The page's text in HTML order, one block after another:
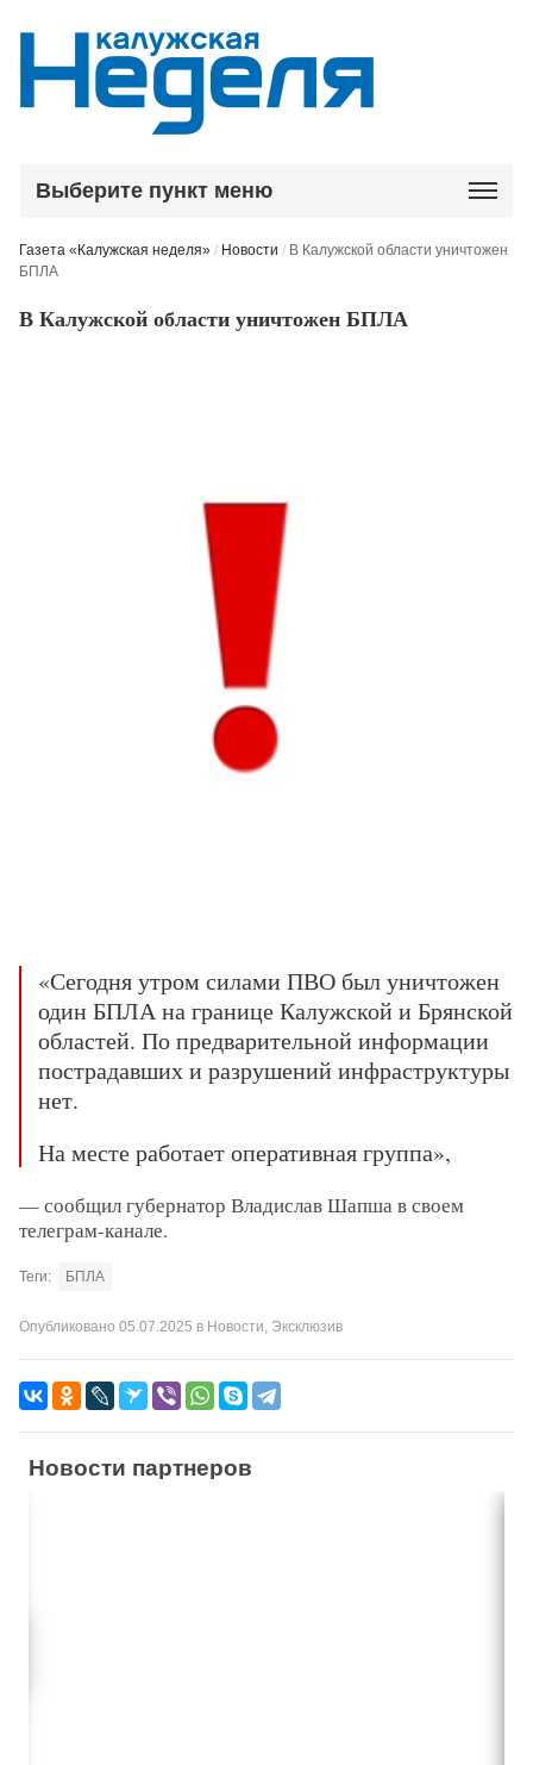
Выберите пункт меню
Газета «Калужская неделя» / Новости / В Калужской области уничтожен
БПЛА
В Калужской области уничтожен БПЛА
«Сегодня утром силами ПВО был уничтожен
один БПЛА на границе Калужской и Брянской
областей. По предварительной информации
пострадавших и разрушений инфраструктуры
нет.
На месте работает оперативная группа»,
— сообщил губернатор Владислав Шапша в своем
телеграм-канале.
Теги: БПЛА
Опубликовано 05.07.2025 в Новости, Эксклюзив
Новости партнеров